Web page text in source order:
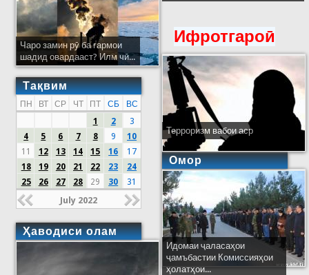
Чаро замин рӯ ба гармои
шадид овардааст? Илм чӣ...
Тақвим
ПН ВТ СР ЧТ ПТ СБ
ВС
1
2
3
4
5 6 7 8 9
10
11
12 13 14 15 16
17
18
19 20 21 22 23
24
25
26 27 28 29 30 31
July 2022
Ҳаводиси олам
Ифротгароӣ
Терроризм вабои аср
Омор
Идомаи ҷаласаҳои
ҷамъбастии Комиссияҳои
ҳолатҳои...